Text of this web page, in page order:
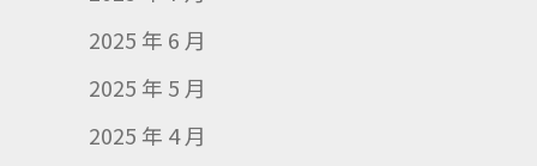
2025 年 6 月
2025 年 5 月
2025 年 4 月